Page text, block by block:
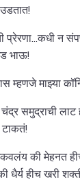
प्रेरणा...कधी न
भाऊ!
म्हणजे माझ्या
समुद्राची
टाकतं!
की मेहनत
हीच खरी